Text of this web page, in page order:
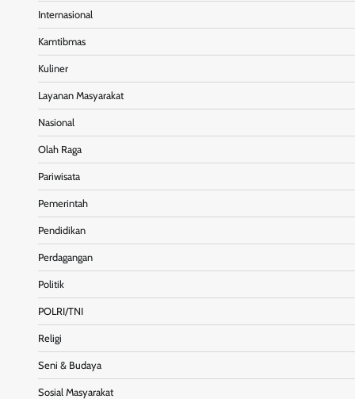
Internasional
Kamtibmas
Kuliner
Layanan Masyarakat
Nasional
Olah Raga
Pariwisata
Pemerintah
Pendidikan
Perdagangan
Politik
POLRI/TNI
Religi
Seni & Budaya
Sosial Masyarakat